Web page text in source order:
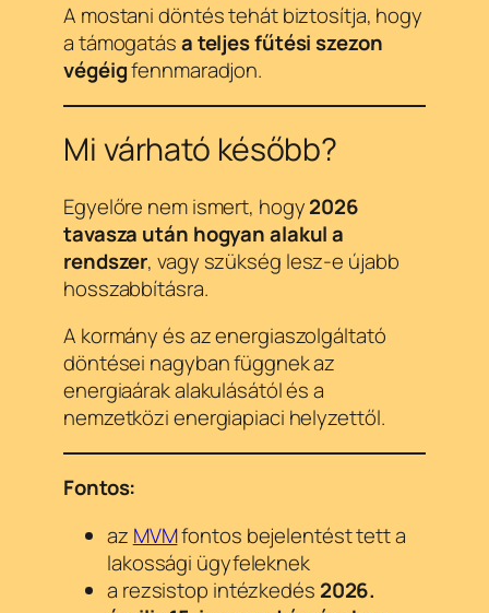
A mostani döntés tehát biztosítja, hogy
a támogatása teljes fűtési szezon
végéigfennmaradjon.
Mi várható később?
Egyelőre nem ismert, hogy2026
tavasza után hogyan alakul a
rendszer, vagy szükség lesz-e újabb
hosszabbításra.
A kormány és az energiaszolgáltató
döntései nagyban függnek az
energiaárak alakulásától és a
nemzetközi energiapiaci helyzettől.
Fontos:
az MVMfontos bejelentést tett a
lakossági ügyfeleknek
a rezsistop intézkedés 2026.